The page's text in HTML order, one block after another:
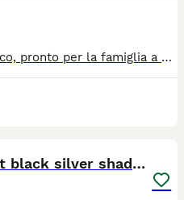
Maschio Persiano Exotic bianco, pronto per la famiglia a fine agosto, ciclo vaccini, microchip, pedigree ENFI, sverminato. La consegna viene effettuata dal veterinario che rilascia un certificato di ottima salute.
Gattino scottish straight black silver shaded